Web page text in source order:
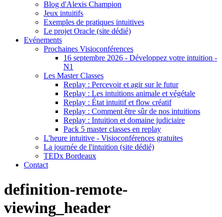
Blog d'Alexis Champion
Jeux intuitifs
Exemples de pratiques intuitives
Le projet Oracle (site dédié)
Evénements
Prochaines Visioconférences
16 septembre 2026 - Développez votre intuition -
N1
Les Master Classes
Replay : Percevoir et agir sur le futur
Replay : Les intuitions animale et végétale
Replay : État intuitif et flow créatif
Replay : Comment être sûr de nos intuitions
Replay : Intuition et domaine judiciaire
Pack 5 master classes en replay
L'heure intuitive - Visioconférences gratuites
La journée de l'intuition (site dédié)
TEDx Bordeaux
Contact
definition-remote-
viewing_header